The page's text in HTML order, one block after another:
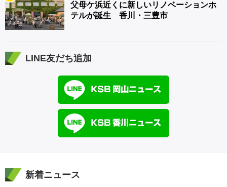
父母ケ浜近くに新しいリノベーションホ
テルが誕生 香川・三豊市
LINE友だち追加
新着ニュース